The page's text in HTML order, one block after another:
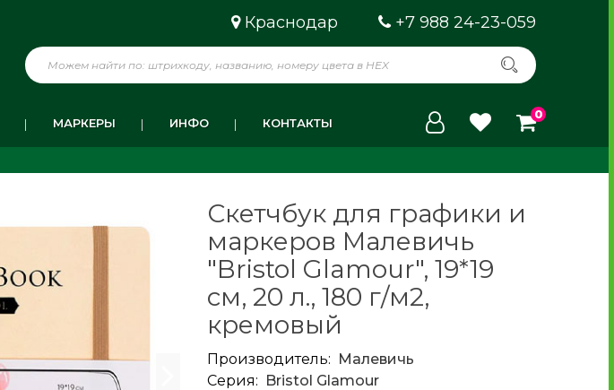
Краснодар +7 988 24-23-059
МАРКЕРЫ ИНФО КОНТАКТЫ
0
Скетчбук для графики и
маркеров Малевичь
"Bristol Glamour", 19*19
см, 20 л., 180 г/м2,
кремовый
Производитель: Малевичь
Серия: Bristol Glamour